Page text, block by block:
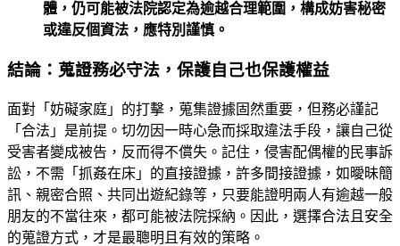
體，仍可能被法院認定為逾越合理範圍，構成妨害秘密
或違反個資法，應特別謹慎。
結論：蒐證務必守法，保護自己也保護權益
面對「妨礙家庭」的打擊，蒐集證據固然重要，但務必謹記
「合法」是前提。切勿因一時心急而採取違法手段，讓自己從
受害者變成被告，反而得不償失。記住，侵害配偶權的民事訴
訟，不需「抓姦在床」的直接證據，許多間接證據，如曖昧簡
訊、親密合照、共同出遊紀錄等，只要能證明兩人有逾越一般
朋友的不當往來，都可能被法院採納。因此，選擇合法且安全
的蒐證方式，才是最聰明且有效的策略。